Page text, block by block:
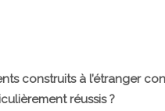
construits à l’étranger
réussis ?